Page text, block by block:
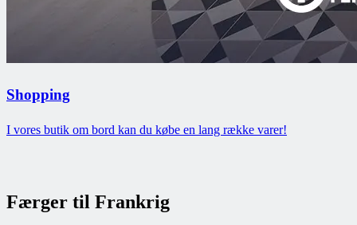
Shopping
I vores butik om bord kan du købe en lang række varer!
Færger til Frankrig